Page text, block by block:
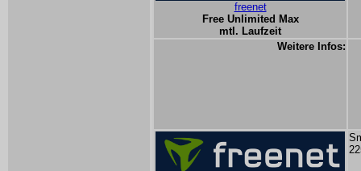
freenet
Free Unlimited Max
mtl. Laufzeit
Weitere Infos: